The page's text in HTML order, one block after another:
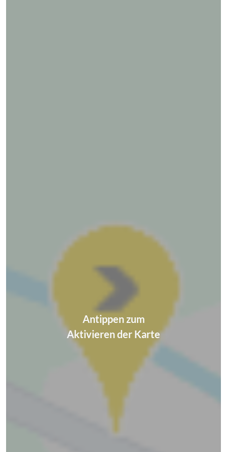
Antippen zum
Aktivieren der Karte